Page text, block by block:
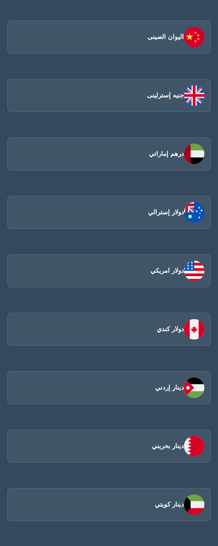
اليوان الصينى​
جنيه إسترلينى
درهم إماراتي
دولار إسترالي
دولار امريكي
دولار كندي
دينار إردني
دينار بحريني
دينار كويتي